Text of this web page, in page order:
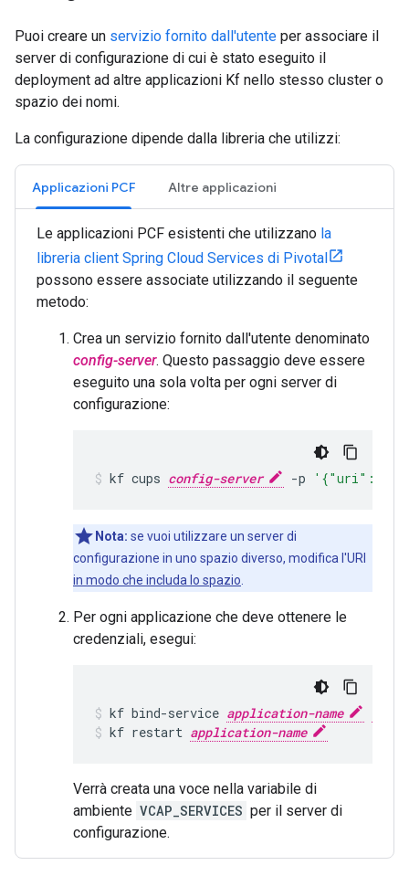
Puoi creare un servizio fornito dall'utente per associare il
server di configurazione di cui è stato eseguito il
deployment ad altre applicazioni Kf nello stesso cluster o
spazio dei nomi.
La configurazione dipende dalla libreria che utilizzi:
Applicazioni PCF Altre applicazioni
Le applicazioni PCF esistenti che utilizzano la
libreria client Spring Cloud Services di Pivotal
possono essere associate utilizzando il seguente
metodo:
Crea un servizio fornito dall'utente denominato
config-server. Questo passaggio deve essere
eseguito una sola volta per ogni server di
configurazione:
kf cups config-server -p
Nota: se vuoi utilizzare un server di
configurazione in uno spazio diverso, modifica l'URI
in modo che includa lo spazio
Per ogni applicazione che deve ottenere le
credenziali, esegui:
kf bind-service application-name
kf restart application-name
Verrà creata una voce nella variabile di
ambiente VCAP_SERVICES per il server di
configurazione.